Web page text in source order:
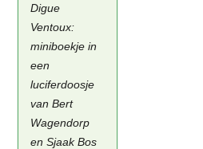
Digue
Ventoux:
miniboekje in
een
luciferdoosje
van Bert
Wagendorp
en Sjaak Bos